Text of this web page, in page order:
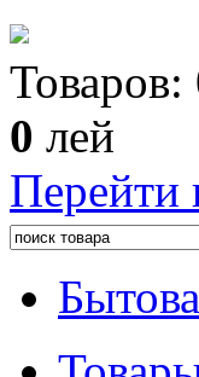
Товаров:
0 лей
Перейти